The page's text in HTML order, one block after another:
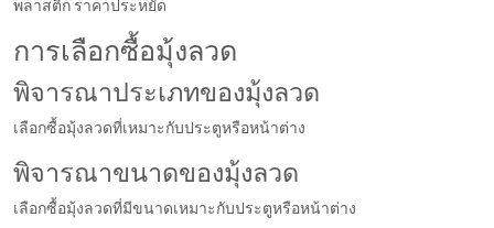
พลาสติก ราคาประหยัด
การเลือกซื้อมุ้งลวด
พิจารณาประเภทของมุ้งลวด
เลือกซื้อมุ้งลวดที่เหมาะกับประตูหรือหน้าต่าง
พิจารณาขนาดของมุ้งลวด
เลือกซื้อมุ้งลวดที่มีขนาดเหมาะกับประตูหรือหน้าต่าง